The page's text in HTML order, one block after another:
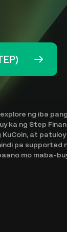
ng iba
ka ng Step
at
pa supported
mo maba-